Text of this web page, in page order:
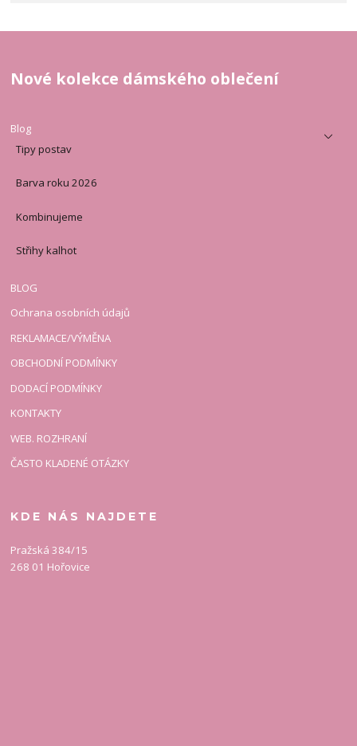
Nové kolekce dámského oblečení
Blog
Tipy postav
Barva roku 2026
Kombinujeme
Střihy kalhot
BLOG
Ochrana osobních údajů
REKLAMACE/VÝMĚNA
OBCHODNÍ PODMÍNKY
DODACÍ PODMÍNKY
KONTAKTY
WEB. ROZHRANÍ
ČASTO KLADENÉ OTÁZKY
KDE NÁS NAJDETE
Pražská 384/15
268 01 Hořovice